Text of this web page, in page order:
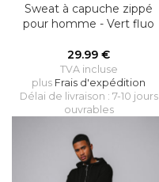
Sweat à capuche zippé
pour homme - Vert fluo
29.99 €
TVA incluse
plus Frais d'expédition
Délai de livraison : 7-10 jours
ouvrables